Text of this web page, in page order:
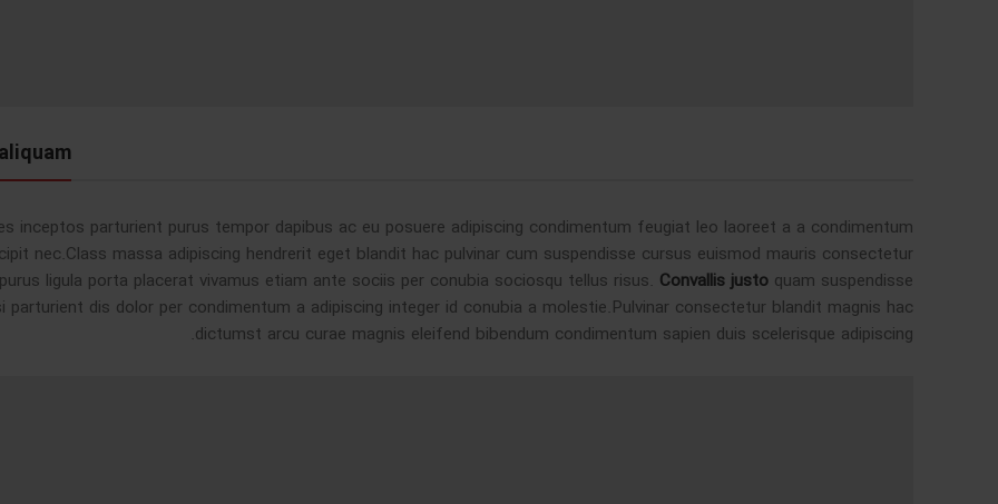
inceptos parturient purus tempor dapibus ac eu posuere adipiscing condimentum feugiat leo laoreet a a condimentum
nec.Class massa adipiscing hendrerit eget blandit hac pulvinar cum suspendisse cursus euismod mauris consectetur
ligula porta placerat vivamus etiam ante sociis per conubia sociosqu tellus risus. Convallis justo quam suspendisse
parturient dis dolor per condimentum a adipiscing integer id conubia a molestie.Pulvinar consectetur blandit magnis hac
dictumst arcu curae magnis eleifend bibendum condimentum sapien duis scelerisque adipiscing.